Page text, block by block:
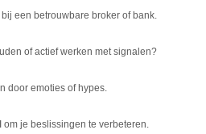
bij een betrouwbare broker of bank.
of actief werken met signalen?
door emoties of hypes.
om je beslissingen te verbeteren.